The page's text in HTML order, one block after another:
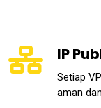
IP
Setiap
aman